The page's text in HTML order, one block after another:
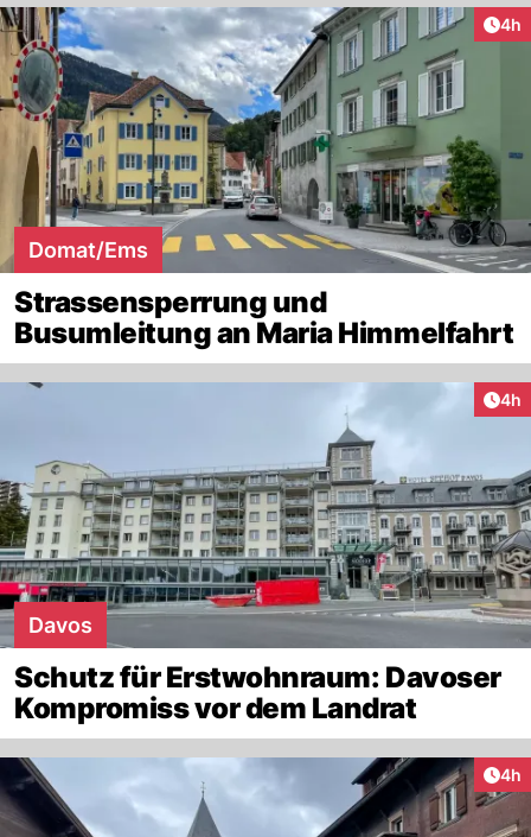
4h
Domat/Ems
Strassensperrung und
Busumleitung an Maria Himmelfahrt
4h
Davos
Schutz für Erstwohnraum: Davoser
Kompromiss vor dem Landrat
4h